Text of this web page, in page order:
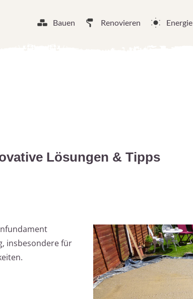
Bauen Renovieren Energie
Lösungen & Tipps
insbesondere für